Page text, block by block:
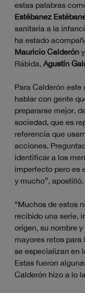
estas palabras
Estébanez
sanitaria a la
ha estado
Mauricio Calderón
Rábida, Agustín
Para Calderón este
hablar con gente
prepararse mejor,
sociedad, que es
referencia que
acciones.
identificar a los
imperfecto pero es
y mucho”, apostilló.
“Muchos de estos
recibido una serie,
origen, su nombre
mayores retos
se especializan en
Estas fueron
Calderón hizo a lo